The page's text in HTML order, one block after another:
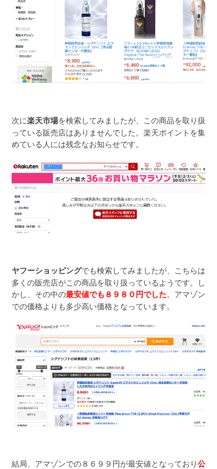
次に楽天市場を検索してみましたが、この商品を取り扱
っている販売店はありませんでした。楽天ポイントを集
めている人には残念なお知らせです。
ヤフーショッピングでも検索してみましたが、こちらは
多くの販売店がこの商品を取り扱っているようです。し
かし、その中の最安値でも８９８０円でした。アマゾン
での価格よりも多少高い価格となっています。
結局、アマゾンでの８６９９円が最安値となっており 公